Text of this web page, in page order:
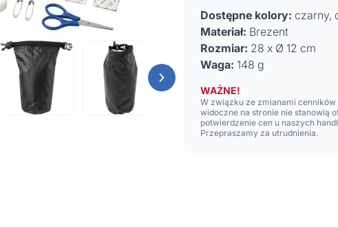
Dostępne kolory: czarny,
Materiał: Brezent
Rozmiar: 28 x Ø 12 cm
Waga: 148 g
WAŻNE!
W związku ze zmianami
widoczne na stronie nie stanowią
potwierdzenie cen u naszych
Przepraszamy za utrudnienia.